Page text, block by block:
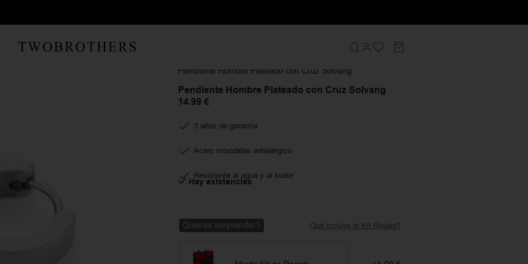
Pendiente Hombre Plateado con Cruz Solvang
Pendiente Hombre Plateado con Cruz Solvang
14.99 €
3 años de garantía
Acero inoxidable antialérgico
Resistente al agua y al sudor
Hay existencias
Quieres sorprender? Qué incluye el Kit Regalo?